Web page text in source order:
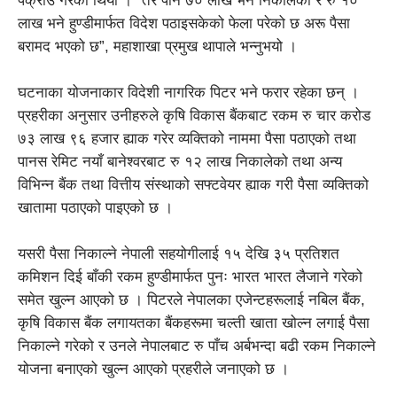
लाख भने हुण्डीमार्फत विदेश पठाइसकेको फेला परेको छ अरू पैसा
बरामद भएको छ”, महाशाखा प्रमुख थापाले भन्नुभयो ।
घटनाका योजनाकार विदेशी नागरिक पिटर भने फरार रहेका छन् ।
प्रहरीका अनुसार उनीहरुले कृषि विकास बैंकबाट रकम रु चार करोड
७३ लाख ९६ हजार ह्याक गरेर व्यक्तिको नाममा पैसा पठाएको तथा
पानस रेमिट नयाँ बानेश्वरबाट रु १२ लाख निकालेको तथा अन्य
विभिन्न बैंक तथा वित्तीय संस्थाको सफ्टवेयर ह्याक गरी पैसा व्यक्तिको
खातामा पठाएको पाइएको छ ।
यसरी पैसा निकाल्ने नेपाली सहयोगीलाई १५ देखि ३५ प्रतिशत
कमिशन दिई बाँकी रकम हुण्डीमार्फत पुनः भारत भारत लैजाने गरेको
समेत खुल्न आएको छ । पिटरले नेपालका एजेन्टहरूलाई नबिल बैंक,
कृषि विकास बैंक लगायतका बैंकहरूमा चल्ती खाता खोल्न लगाई पैसा
निकाल्ने गरेको र उनले नेपालबाट रु पाँच अर्बभन्दा बढी रकम निकाल्ने
योजना बनाएको खुल्न आएको प्रहरीले जनाएको छ ।